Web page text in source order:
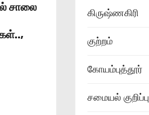
சாலை
கிருஷ்ணகிரி
குற்றம்
கோயம்புத்தூர்
சமையல் குறிப்பு